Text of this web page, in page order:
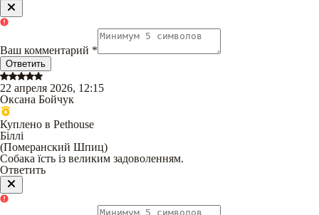
Ваш комментарий *
Ответить
22 апреля 2026, 12:15
Оксана Бойчук
Куплено в Pethouse
Біллі
(Померанский Шпиц)
Собака їсть із великим задоволенням.
Ответить